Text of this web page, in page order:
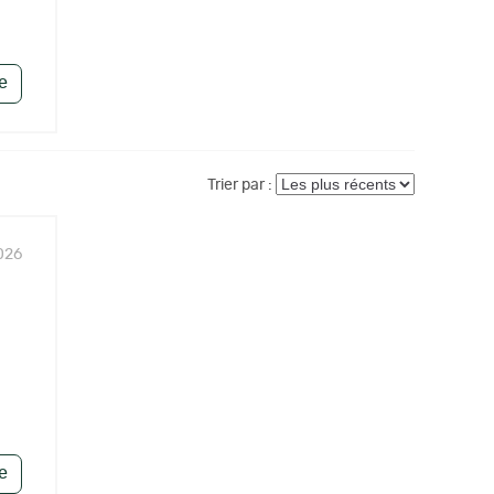
Trier par :